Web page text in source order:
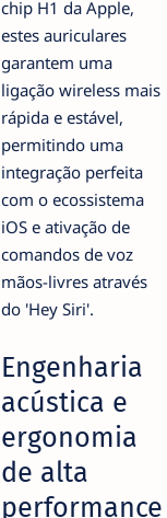
chip H1 da Apple,
estes auriculares
garantem uma
ligação wireless mais
rápida e estável,
permitindo uma
integração perfeita
com o ecossistema
iOS e ativação de
comandos de voz
mãos-livres através
do 'Hey Siri'.
Engenharia
acústica e
ergonomia
de alta
performance